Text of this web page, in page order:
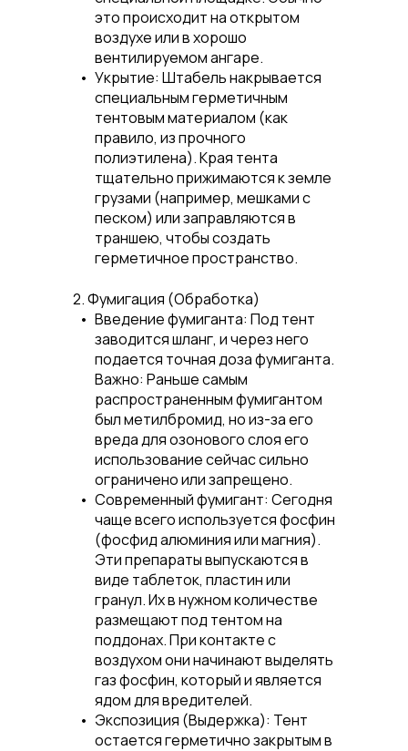
это происходит на открытом
воздухе или в хорошо
вентилируемом ангаре.
Укрытие: Штабель накрывается
специальным герметичным
тентовым материалом (как
правило, из прочного
полиэтилена). Края тента
тщательно прижимаются к земле
грузами (например, мешками с
песком) или заправляются в
траншею, чтобы создать
герметичное пространство.
2. Фумигация (Обработка)
Введение фумиганта: Под тент
заводится шланг, и через него
подается точная доза фумиганта.
Важно: Раньше самым
распространенным фумигантом
был метилбромид, но из-за его
вреда для озонового слоя его
использование сейчас сильно
ограничено или запрещено.
Современный фумигант: Сегодня
чаще всего используетсяфосфин
(фосфид алюминия или магния).
Эти препараты выпускаются в
виде таблеток, пластин или
гранул. Их в нужном количестве
размещают под тентом на
поддонах. При контакте с
воздухом они начинают выделять
газ фосфин, который и является
ядом для вредителей.
Экспозиция (Выдержка): Тент
остается герметично закрытым в